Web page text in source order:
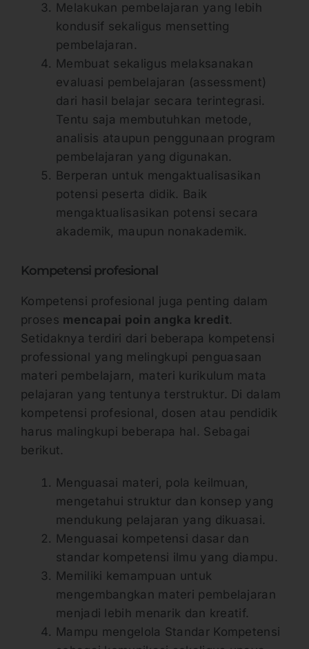
Melakukan pembelajaran yang lebih
kondusif sekaligus mensetting
pembelajaran.
Membuat sekaligus melaksanakan
evaluasi pembelajaran (assessment)
dari hasil belajar secara terintegrasi.
Tentu saja membutuhkan metode,
analisis ataupun penggunaan program
pembelajaran yang digunakan.
Berperan untuk mengaktualisasikan
potensi peserta didik. Baik
mengaktualisasikan potensi secara
akademik, maupun nonakademik.
Kompetensi profesional
Kompetensi profesional juga penting dalam
proses mencapai poin angka kredit.
Setidaknya terdiri dari beberapa kompetensi
professional yang melingkupi penguasaan
materi pembelajarn, materi kurikulum mata
pelajaran yang tentunya terstruktur. Di dalam
kompetensi profesional, dosen atau pendidik
harus malingkupi beberapa hal. Sebagai
berikut.
Menguasai materi, pola keilmuan,
mengetahui struktur dan konsep yang
mendukung pelajaran yang dikuasai.
Menguasai kompetensi dasar dan
standar kompetensi ilmu yang diampu.
Memiliki kemampuan untuk
mengembangkan materi pembelajaran
menjadi lebih menarik dan kreatif.
Mampu mengelola Standar Kompetensi